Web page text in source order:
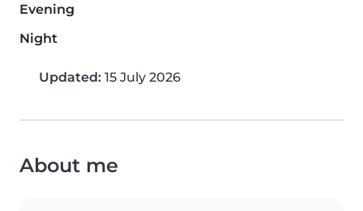
Evening
Night
Updated: 15 July 2026
About me